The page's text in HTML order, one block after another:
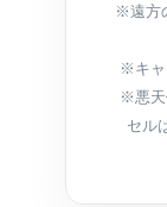
※遠方
※キャ
※悪天
セル